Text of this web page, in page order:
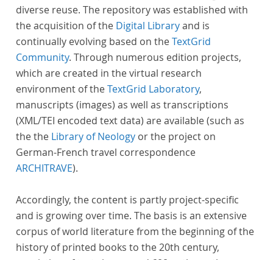
diverse reuse. The repository was established with
the acquisition of the Digital Libraryand is
continually evolving based on theTextGrid
Community. Through numerous edition projects,
which are created in the virtual research
environment of theTextGrid Laboratory,
manuscripts (images) as well as transcriptions
(XML/TEI encoded text data) are available (such as
the the Library of Neology or the project on
German-French travel correspondence
ARCHITRAVE).
Accordingly, the content is partly project-specific
and is growing over time. The basis is an extensive
corpus of world literature from the beginning of the
history of printed books to the 20th century,